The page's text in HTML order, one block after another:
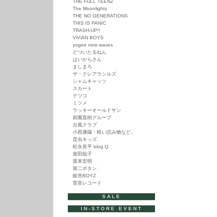
THE FULL TEENZ
The Moonlights
THE NO GENERATIONS
THIS IS PANIC
TRASH-UP!!
ViViAN BOYS
yogee new waves
どついたるねん
はいからさん
ましまろ
ザ・クレアラシルズ
シャムキャッツ
スカート
テツコ
ミツメ
ラッキーオールドサン
前園直樹グループ
台風クラブ
小西康陽・軽い読み物など。
昆虫キッズ
松永良平 blog Q
柴田聡子
渡来宏明
第二ボタン
銀杏BOYZ
雷音レコード
SALE
IN-STORE EVENT